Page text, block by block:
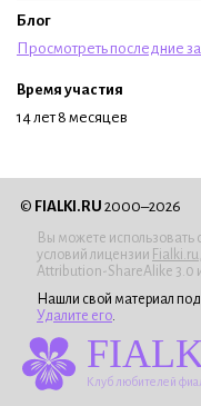
Блог
Просмотреть последние
Время участия
14 лет 8 месяцев
© FIALKI.RU 2000–2026
Вы можете
условий лицензии Fialki.ru
Attribution-ShareAlike 3.0
Нашли свой материал
Удалите его
Клуб любителей